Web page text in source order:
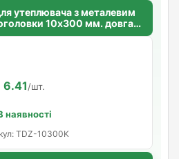
утеплювача з металевим
10х300 мм. довга
база
6.41/шт.
наявності
TDZ-10300K